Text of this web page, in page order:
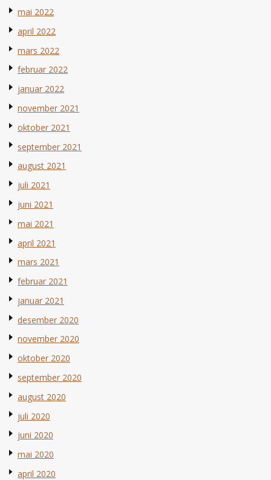
mai 2022
april 2022
mars 2022
februar 2022
januar 2022
november 2021
oktober 2021
september 2021
august 2021
juli 2021
juni 2021
mai 2021
april 2021
mars 2021
februar 2021
januar 2021
desember 2020
november 2020
oktober 2020
september 2020
august 2020
juli 2020
juni 2020
mai 2020
april 2020